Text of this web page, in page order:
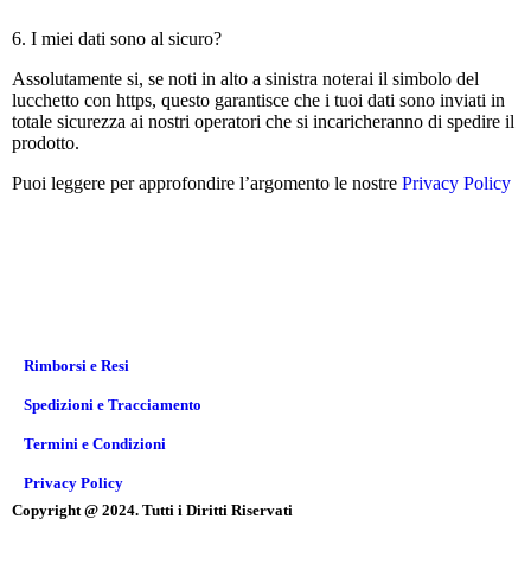
6. I miei dati sono al sicuro?
Assolutamente si, se noti in alto a sinistra noterai il simbolo del
lucchetto con https, questo garantisce che i tuoi dati sono inviati in
totale sicurezza ai nostri operatori che si incaricheranno di spedire il
prodotto.
Puoi leggere per approfondire l’argomento le nostre Privacy Policy
Rimborsi e Resi
Spedizioni e Tracciamento
Termini e Condizioni
Privacy Policy
Copyright @ 2024. Tutti i Diritti Riservati